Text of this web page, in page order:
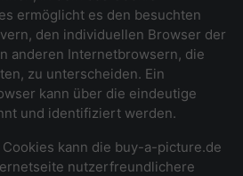
ermöglicht es den besuchten
den individuellen Browser der
anderen Internetbrowsern, die
zu unterscheiden. Ein
kann über die eindeutige
und identifiziert werden.
kann die buy-a-picture.de
nutzerfreundlichere